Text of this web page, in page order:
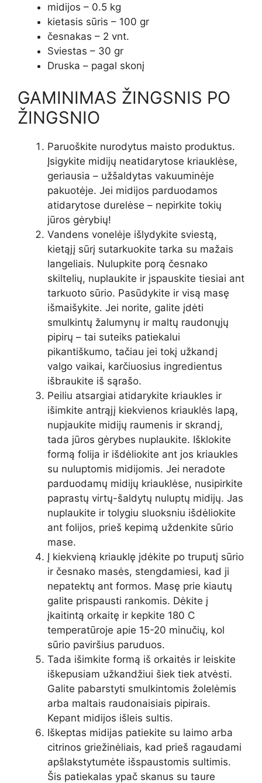
midijos – 0.5 kg
kietasis sūris – 100 gr
česnakas – 2 vnt.
Sviestas – 30 gr
Druska – pagal skonį
GAMINIMAS ŽINGSNIS PO
ŽINGSNIO
Paruoškite nurodytus maisto produktus.
Įsigykite midijų neatidarytose kriauklėse,
geriausia – užšaldytas vakuuminėje
pakuotėje. Jei midijos parduodamos
atidarytose durelėse – nepirkite tokių
jūros gėrybių!
Vandens vonelėje išlydykite sviestą,
kietąjį sūrį sutarkuokite tarka su mažais
langeliais. Nulupkite porą česnako
skiltelių, nuplaukite ir įspauskite tiesiai ant
tarkuoto sūrio. Pasūdykite ir visą masę
išmaišykite. Jei norite, galite įdėti
smulkintų žalumynų ir maltų raudonųjų
pipirų – tai suteiks patiekalui
pikantiškumo, tačiau jei tokį užkandį
valgo vaikai, karčiuosius ingredientus
išbraukite iš sąrašo.
Peiliu atsargiai atidarykite kriaukles ir
išimkite antrąjį kiekvienos kriauklės lapą,
nupjaukite midijų raumenis ir skrandį,
tada jūros gėrybes nuplaukite. Išklokite
formą folija ir išdėliokite ant jos kriaukles
su nuluptomis midijomis. Jei neradote
parduodamų midijų kriauklėse, nusipirkite
paprastų virtų-šaldytų nuluptų midijų. Jas
nuplaukite ir tolygiu sluoksniu išdėliokite
ant folijos, prieš kepimą uždenkite sūrio
mase.
Į kiekvieną kriauklę įdėkite po truputį sūrio
ir česnako masės, stengdamiesi, kad ji
nepatektų ant formos. Masę prie kiautų
galite prispausti rankomis. Dėkite į
įkaitintą orkaitę ir kepkite 180 C
temperatūroje apie 15-20 minučių, kol
sūrio paviršius paruduos.
Tada išimkite formą iš orkaitės ir leiskite
iškepusiam užkandžiui šiek tiek atvėsti.
Galite pabarstyti smulkintomis žolelėmis
arba maltais raudonaisiais pipirais.
Kepant midijos išleis sultis.
Iškeptas midijas patiekite su laimo arba
citrinos griežinėliais, kad prieš ragaudami
apšlakstytumėte išspaustomis sultimis.
Šis patiekalas ypač skanus su taure